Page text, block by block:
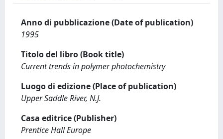
Anno di pubblicazione (Date of publication)
1995
Titolo del libro (Book title)
Current trends in polymer photochemistry
Luogo di edizione (Place of publication)
Upper Saddle River, N.J.
Casa editrice (Publisher)
Prentice Hall Europe